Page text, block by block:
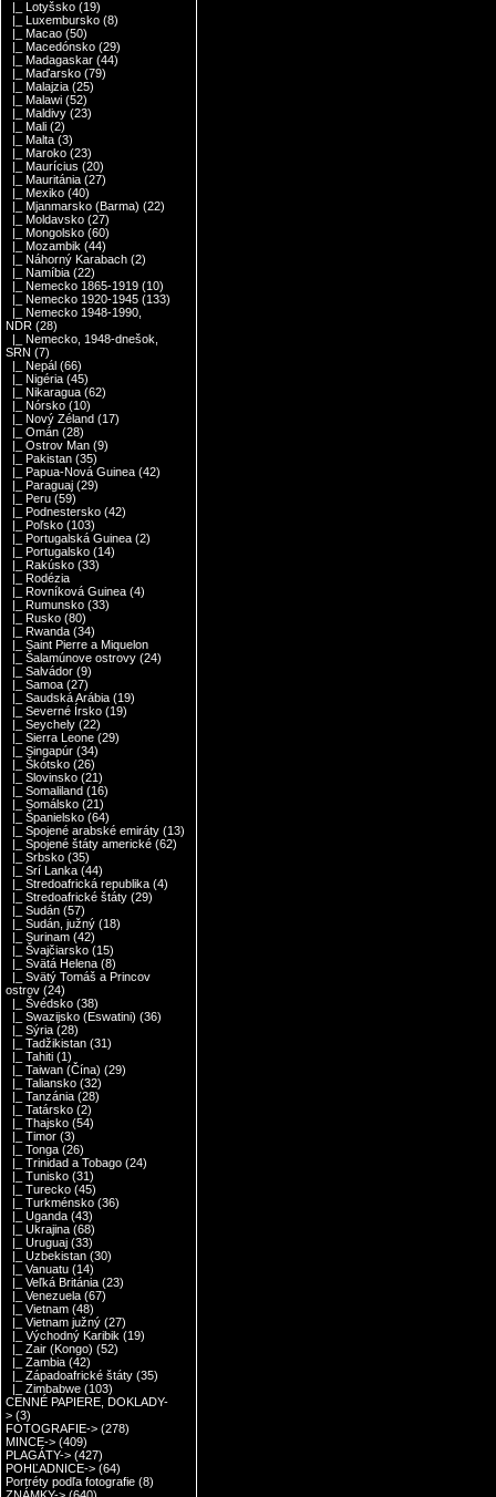
|_ Lotyšsko (19)
|_ Luxembursko (8)
|_ Macao (50)
|_ Macedónsko (29)
|_ Madagaskar (44)
|_ Maďarsko (79)
|_ Malajzia (25)
|_ Malawi (52)
|_ Maldivy (23)
|_ Mali (2)
|_ Malta (3)
|_ Maroko (23)
|_ Maurícius (20)
|_ Mauritánia (27)
|_ Mexiko (40)
|_ Mjanmarsko (Barma) (22)
|_ Moldavsko (27)
|_ Mongolsko (60)
|_ Mozambik (44)
|_ Náhorný Karabach (2)
|_ Namíbia (22)
|_ Nemecko 1865-1919 (10)
|_ Nemecko 1920-1945 (133)
|_ Nemecko 1948-1990,
NDR (28)
|_ Nemecko, 1948-dnešok,
SRN (7)
|_ Nepál (66)
|_ Nigéria (45)
|_ Nikaragua (62)
|_ Nórsko (10)
|_ Nový Zéland (17)
|_ Omán (28)
|_ Ostrov Man (9)
|_ Pakistan (35)
|_ Papua-Nová Guinea (42)
|_ Paraguaj (29)
|_ Peru (59)
|_ Podnestersko (42)
|_ Poľsko (103)
|_ Portugalská Guinea (2)
|_ Portugalsko (14)
|_ Rakúsko (33)
|_ Rodézia
|_ Rovníková Guinea (4)
|_ Rumunsko (33)
|_ Rusko (80)
|_ Rwanda (34)
|_ Saint Pierre a Miquelon
|_ Šalamúnove ostrovy (24)
|_ Salvádor (9)
|_ Samoa (27)
|_ Saudská Arábia (19)
|_ Severné Írsko (19)
|_ Seychely (22)
|_ Sierra Leone (29)
|_ Singapúr (34)
|_ Škótsko (26)
|_ Slovinsko (21)
|_ Somaliland (16)
|_ Somálsko (21)
|_ Španielsko (64)
|_ Spojené arabské emiráty (13)
|_ Spojené štáty americké (62)
|_ Srbsko (35)
|_ Srí Lanka (44)
|_ Stredoafrická republika (4)
|_ Stredoafrické štáty (29)
|_ Sudán (57)
|_ Sudán, južný (18)
|_ Surinam (42)
|_ Švajčiarsko (15)
|_ Svätá Helena (8)
|_ Svätý Tomáš a Princov
ostrov (24)
|_ Švédsko (38)
|_ Swazijsko (Eswatini) (36)
|_ Sýria (28)
|_ Tadžikistan (31)
|_ Tahiti (1)
|_ Taiwan (Čína) (29)
|_ Taliansko (32)
|_ Tanzánia (28)
|_ Tatársko (2)
|_ Thajsko (54)
|_ Timor (3)
|_ Tonga (26)
|_ Trinidad a Tobago (24)
|_ Tunisko (31)
|_ Turecko (45)
|_ Turkménsko (36)
|_ Uganda (43)
|_ Ukrajina (68)
|_ Uruguaj (33)
|_ Uzbekistan (30)
|_ Vanuatu (14)
|_ Veľká Británia (23)
|_ Venezuela (67)
|_ Vietnam (48)
|_ Vietnam južný (27)
|_ Východný Karibik (19)
|_ Zair (Kongo) (52)
|_ Zambia (42)
|_ Západoafrické štáty (35)
|_ Zimbabwe (103)
CENNÉ PAPIERE, DOKLADY-
> (3)
FOTOGRAFIE-> (278)
MINCE-> (409)
PLAGÁTY-> (427)
POHĽADNICE-> (64)
Portréty podľa fotografie (8)